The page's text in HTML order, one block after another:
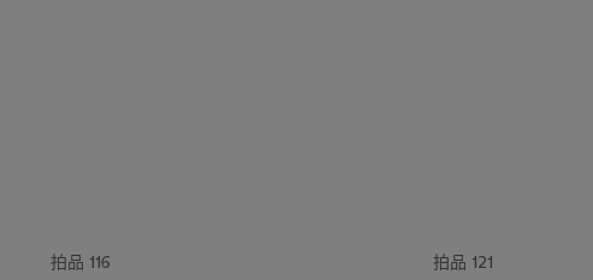
拍品 116 拍品 121